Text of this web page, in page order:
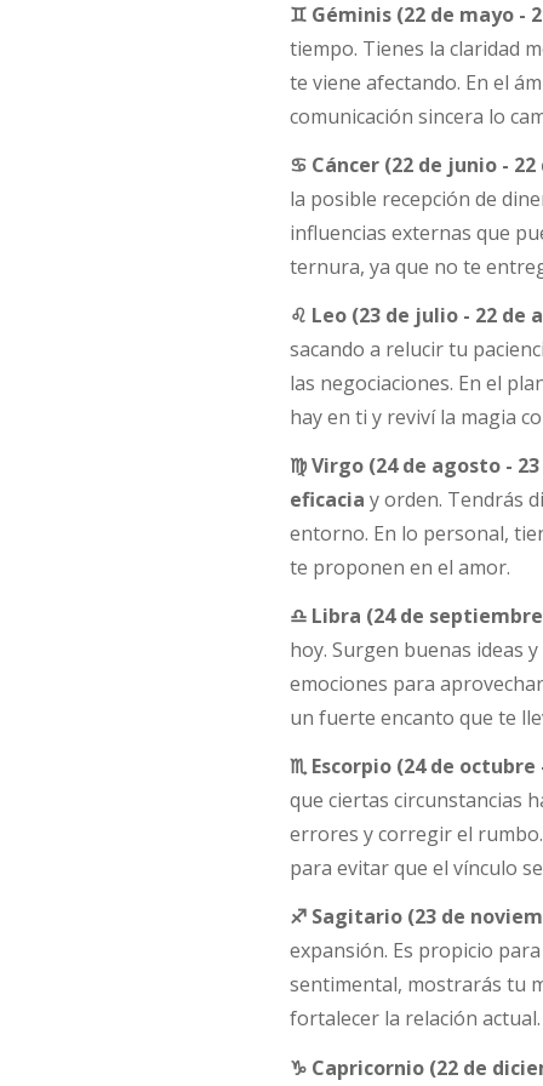
♊ Géminis (22 de mayo -
tiempo. Tienes la claridad
te viene afectando. En el
comunicación sincera lo
♋ Cáncer (22 de junio -
la posible recepción de
influencias externas que
ternura, ya que no te
♌ Leo (23 de julio - 22 de
sacando a relucir tu
las negociaciones. En el
hay en ti y reviví la magia
♍ Virgo (24 de agosto -
eficacia y orden. Tendrás
entorno. En lo personal,
te proponen en el amor.
♎ Libra (24 de
hoy. Surgen buenas ideas
emociones para
un fuerte encanto que te
♏ Escorpio (24 de
que ciertas circunstancias
errores y corregir el
para evitar que el vínculo
♐ Sagitario (23 de
expansión. Es propicio
sentimental, mostrarás tu
fortalecer la relación actual.
♑ Capricornio (22 de